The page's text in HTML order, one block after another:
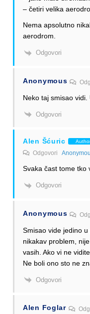
– četiri velika
Nema apsolutno
aerodrom.
Odgovori
Anonymous
Neko taj smisao
Odgovori
Alen Šćuric
Odgovori
Svaka čast tome tko
Odgovori
Anonymous
Smisao vide jedino
nikakav problem,
vasih. Ako vi ne
Ne boli ono sto ne
Odgovori
Alen Foglar